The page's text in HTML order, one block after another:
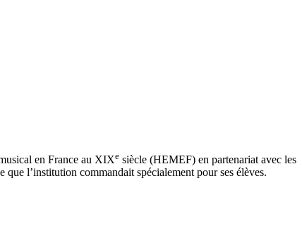
en France au XIXe siècle (HEMEF) en partenariat avec les
l’institution commandait spécialement pour ses élèves.